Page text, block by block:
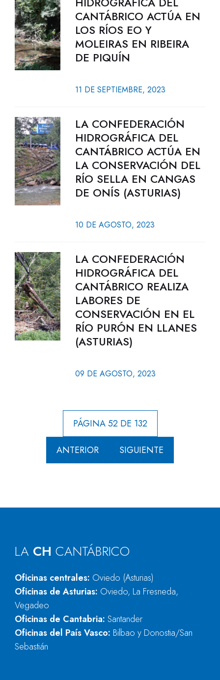
CANTÁBRICO ACTÚA EN
LOS RÍOS EO Y
MOLEIRAS EN RIBEIRA
DE PIQUÍN
11 DE SEPTIEMBRE, 2023
LA CONFEDERACIÓN
HIDROGRÁFICA DEL
CANTÁBRICO ACTÚA EN
LA CONSERVACIÓN DEL
RÍO SELLA EN CANGAS
DE ONÍS (ASTURIAS)
10 DE AGOSTO, 2023
LA CONFEDERACIÓN
HIDROGRÁFICA DEL
CANTÁBRICO REALIZA
LABORES DE
CONSERVACIÓN EN EL
RÍO PURÓN EN LLANES
(ASTURIAS)
09 DE AGOSTO, 2023
PÁGINA 52 DE 132
ANTERIOR SIGUIENTE
LA CH CANTÁBRICO
Oficinas centrales: Oviedo (Asturias)
Oficinas de Asturias: Oviedo, La Fresneda,
Vegadeo
Oficinas de Cantabria: Santander
Oficinas del País Vasco: Bilbao y Donostia/San
Sebastián